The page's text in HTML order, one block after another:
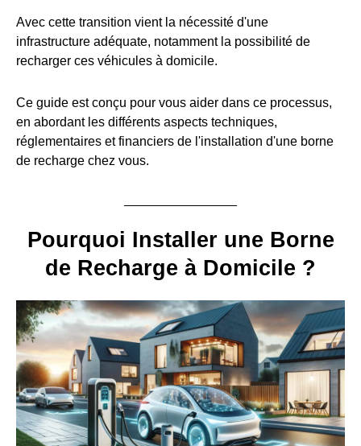
Avec cette transition vient la nécessité d'une
infrastructure adéquate, notamment la possibilité de
recharger ces véhicules à domicile.
Ce guide est conçu pour vous aider dans ce processus,
en abordant les différents aspects techniques,
réglementaires et financiers de l'installation d'une borne
de recharge chez vous.
Pourquoi Installer une Borne
de Recharge à Domicile ?